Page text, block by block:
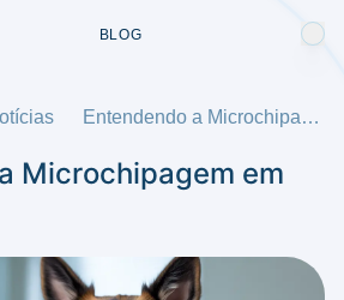
BLOG
Entendendo a Microchipagem em Cães
Microchipagem em